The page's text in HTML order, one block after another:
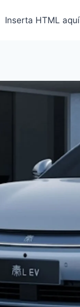
Inserta HTML aquí